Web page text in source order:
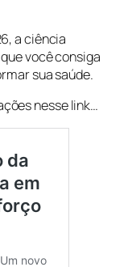
a ciência
você consiga
sua saúde.
nesse link…